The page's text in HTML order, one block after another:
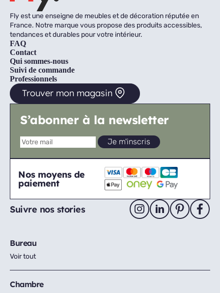
Fly est une enseigne de meubles et de décoration réputée en
France. Notre marque vous propose des produits accessibles,
tendances et durables pour votre intérieur.
FAQ
Contact
Qui sommes-nous
Suivi de commande
Professionnels
Trouver mon magasin
S’abonner à la newsletter
Nos moyens de
paiement
Suivre nos stories
Bureau
Voir tout
Chambre